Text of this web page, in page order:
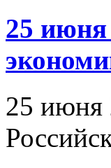
25 июня
25 июня